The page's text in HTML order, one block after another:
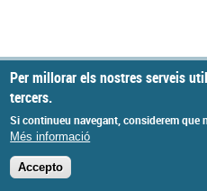
Per millorar els nostres serveis
tercers.
Si continueu navegant, considerem que
Més informació
Accepto